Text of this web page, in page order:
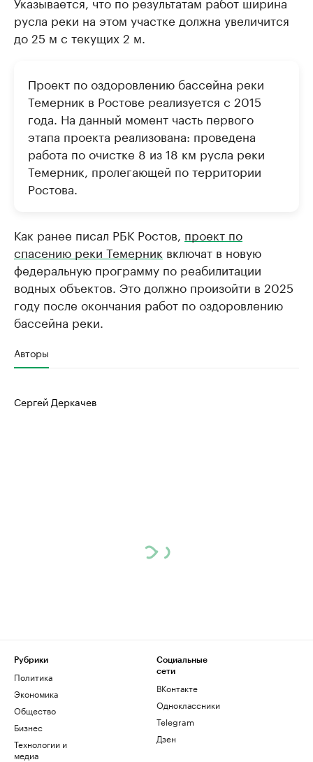
русла реки на этом участке должна увеличится
до 25 м с текущих 2 м.
Проект по оздоровлению бассейна реки
Темерник в Ростове реализуется с 2015
года. На данный момент часть первого
этапа проекта реализована: проведена
работа по очистке 8 из 18 км русла реки
Темерник, пролегающей по территории
Ростова.
Как ранее писал РБК Ростов, проект по
спасению реки Темерник включат в новую
федеральную программу по реабилитации
водных объектов. Это должно произойти в 2025
году после окончания работ по оздоровлению
бассейна реки.
Авторы
Сергей Деркачев
Рубрики
Политика
Экономика
Общество
Бизнес
Технологии и
медиа
Социальные
сети
ВКонтакте
Одноклассники
Telegram
Дзен